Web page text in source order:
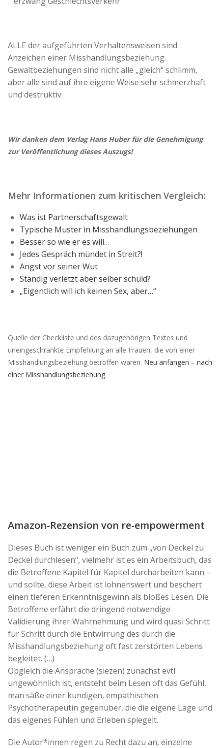
ALLE der aufgeführten Verhaltensweisen sind
Anzeichen einer Misshandlungsbeziehung.
Gewaltbeziehungen sind nicht alle „gleich“ schlimm,
aber alle sind auf ihre eigene Weise sehr schmerzhaft
und destruktiv.
Wir danken dem Verlag Hans Huber für die Genehmigung
zur Veröffentlichung dieses Auszugs!
Mehr Informationen zum kritischen Vergleich:
Was ist Partnerschaftsgewalt
Typische Muster in Misshandlungsbeziehungen
Besser so wie er es will…
Jedes Gespräch mündet in Streit?!
Angst vor seiner Wut
Ständig verletzt aber selber schuld?
„Eigentlich will ich keinen Sex, aber…“
Quelle der Checkliste und des dazugehörigen Textes und
uneingeschränkte Empfehlung an alle Frauen, die von einer
Misshandlungsbeziehung betroffen waren: Neu anfangen – nach
einer Misshandlungsbeziehung
Amazon-Rezension von re-empowerment
Dieses Buch ist weniger ein Buch zum „von Deckel zu
Deckel durchlesen“, vielmehr ist es ein Arbeitsbuch, das
die Betroffene Kapitel für Kapitel durcharbeiten kann –
und sollte, diese Arbeit ist lohnenswert und beschert
einen tieferen Erkenntnisgewinn als bloßes Lesen. Die
Betroffene erfährt die dringend notwendige
Validierung ihrer Wahrnehmung und wird quasi Schritt
für Schritt durch die Entwirrung des durch die
Misshandlungsbeziehung oft fast zerstörten Lebens
begleitet. (…)
Obgleich die Ansprache (siezen) zunächst evtl.
ungewöhnlich ist, entsteht beim Lesen oft das Gefühl,
man säße einer kundigen, empathischen
Psychotherapeutin gegenüber, die die eigene Lage und
das eigenes Fühlen und Erleben spiegelt.
Die Autor*innen regen zu Recht dazu an, einzelne